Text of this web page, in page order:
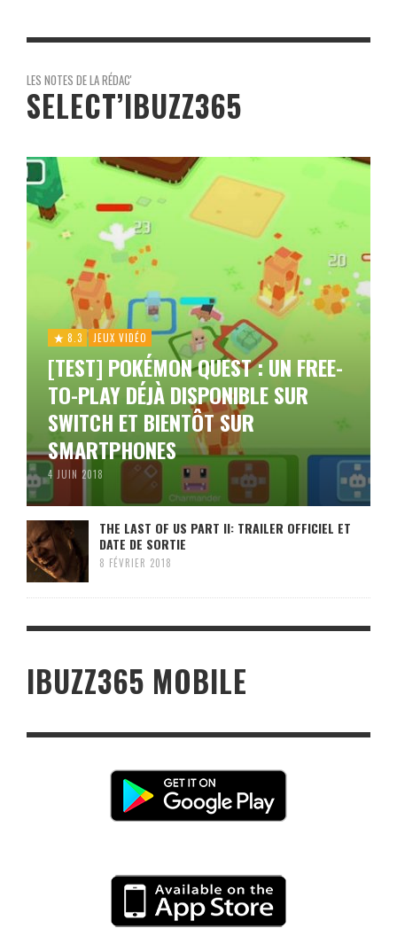
LES NOTES DE LA RÉDAC'
SELECT’IBUZZ365
8.3 JEUX VIDÉO
[TEST] POKÉMON QUEST : UN FREE-
TO-PLAY DÉJÀ DISPONIBLE SUR
SWITCH ET BIENTÔT SUR
SMARTPHONES
4 JUIN 2018
THE LAST OF US PART II: TRAILER OFFICIEL ET
DATE DE SORTIE
8 FÉVRIER 2018
IBUZZ365 MOBILE